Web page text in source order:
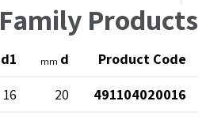
Family Products
Product Code
d
mm
d1
491104020016
20
16